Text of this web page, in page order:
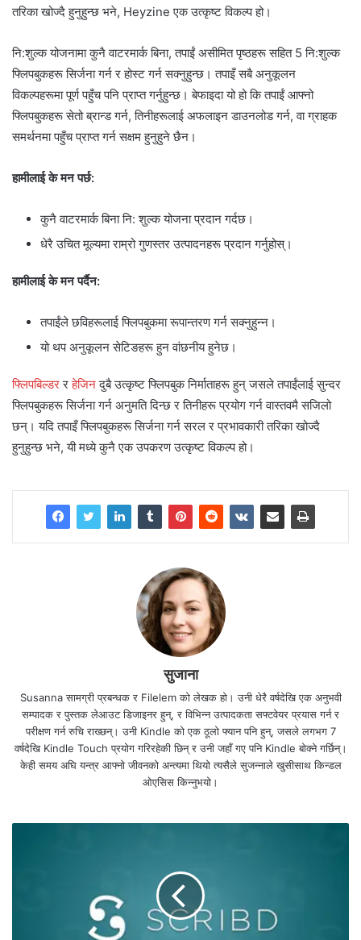
तरिका खोज्दै हुनुहुन्छ भने, Heyzine एक उत्कृष्ट विकल्प हो।
नि:शुल्क योजनामा ​​कुनै वाटरमार्क बिना, तपाईं असीमित पृष्ठहरू सहित 5 नि:शुल्क
फ्लिपबुकहरू सिर्जना गर्न र होस्ट गर्न सक्नुहुन्छ। तपाइँ सबै अनुकूलन
विकल्पहरूमा पूर्ण पहुँच पनि प्राप्त गर्नुहुन्छ। बेफाइदा यो हो कि तपाईं आफ्नो
फ्लिपबुकहरू सेतो ब्रान्ड गर्न, तिनीहरूलाई अफलाइन डाउनलोड गर्न, वा ग्राहक
समर्थनमा पहुँच प्राप्त गर्न सक्षम हुनुहुने छैन।
हामीलाई के मन पर्छ:
कुनै वाटरमार्क बिना नि: शुल्क योजना प्रदान गर्दछ।
धेरै उचित मूल्यमा राम्रो गुणस्तर उत्पादनहरू प्रदान गर्नुहोस्।
हामीलाई के मन पर्दैन:
तपाईंले छविहरूलाई फ्लिपबुकमा रूपान्तरण गर्न सक्नुहुन्न।
यो थप अनुकूलन सेटिङहरू हुन वांछनीय हुनेछ।
फ्लिपबिल्डररहेजिनदुबै उत्कृष्ट फ्लिपबुक निर्माताहरू हुन् जसले तपाईंलाई सुन्दर
फ्लिपबुकहरू सिर्जना गर्न अनुमति दिन्छ र तिनीहरू प्रयोग गर्न वास्तवमै सजिलो
छन्। यदि तपाइँ फ्लिपबुकहरू सिर्जना गर्न सरल र प्रभावकारी तरिका खोज्दै
हुनुहुन्छ भने, यी मध्ये कुनै एक उपकरण उत्कृष्ट विकल्प हो।
सुजाना
Susanna सामग्री प्रबन्धक र Filelem को लेखक हो। उनी धेरै वर्षदेखि एक अनुभवी
सम्पादक र पुस्तक लेआउट डिजाइनर हुन्, र विभिन्न उत्पादकता सफ्टवेयर प्रयास गर्न र
परीक्षण गर्न रुचि राख्छन्। उनी Kindle को एक ठूलो फ्यान पनि हुन्, जसले लगभग 7
वर्षदेखि Kindle Touch प्रयोग गरिरहेकी छिन् र उनी जहाँ गए पनि Kindle बोक्ने गर्छिन्।
केही समय अघि यन्त्र आफ्नो जीवनको अन्त्यमा थियो त्यसैले सुजन्नाले खुसीसाथ किन्डल
ओएसिस किन्नुभयो।